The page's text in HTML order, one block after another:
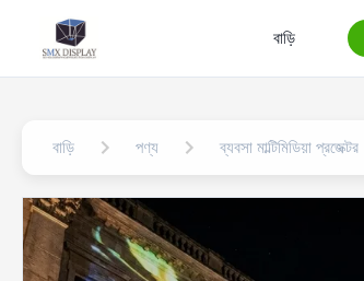
বাড়ি
বাড়ি পণ্য ব্যবসা মাল্টিমিডিয়া প্রজেক্টর